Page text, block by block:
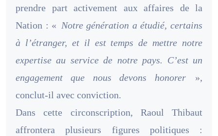
prendre part activement aux affaires de la
Nation : « Notre génération a étudié, certains
à l’étranger, et il est temps de mettre notre
expertise au service de notre pays. C’est un
engagement que nous devons honorer
»,
conclut-il avec conviction.
Dans cette circonscription, Raoul Thibaut
affrontera plusieurs figures politiques :